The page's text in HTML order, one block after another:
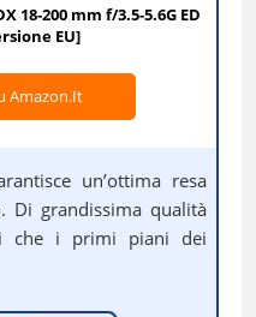
18-200 mm f/3.5-5.6G ED
EU]
Amazon.it
un’ottima resa
Di grandissima qualità
che i primi piani dei